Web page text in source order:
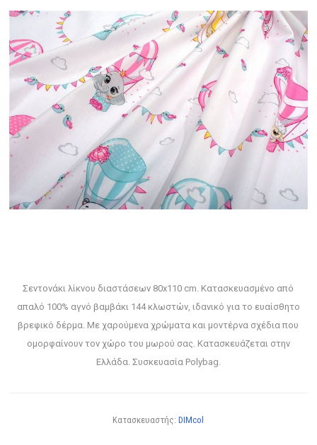
Σεντονάκι λίκνου διαστάσεων 80x110 cm. Κατασκευασμένο από
απαλό 100% αγνό βαμβάκι 144 κλωστών, ιδανικό για το ευαίσθητο
βρεφικό δέρμα. Με χαρούμενα χρώματα και μοντέρνα σχέδια που
ομορφαίνουν τον χώρο του μωρού σας. Κατασκευάζεται στην
Ελλάδα. Συσκευασία Polybag.
Κατασκευαστής: DIMcol